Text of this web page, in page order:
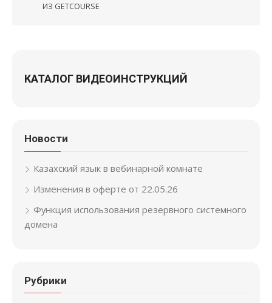
ИЗ GETCOURSE
КАТАЛОГ ВИДЕОИНСТРУКЦИЙ
Новости
Казахский язык в вебинарной комнате
Изменения в оферте от 22.05.26
Функция использования резервного системного
домена
Рубрики